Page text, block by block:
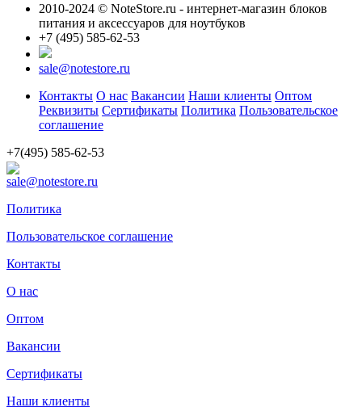
2010-2024 © NoteStore.ru - интернет-магазин блоков
питания и аксессуаров для ноутбуков
+7 (495) 585-62-53
sale@notestore.ru
Контакты О нас Вакансии Наши клиенты Оптом
Реквизиты Сертификаты Политика Пользовательское
соглашение
+7(495) 585-62-53
sale@notestore.ru
Политика
Пользовательское соглашение
Контакты
О нас
Оптом
Вакансии
Сертификаты
Наши клиенты